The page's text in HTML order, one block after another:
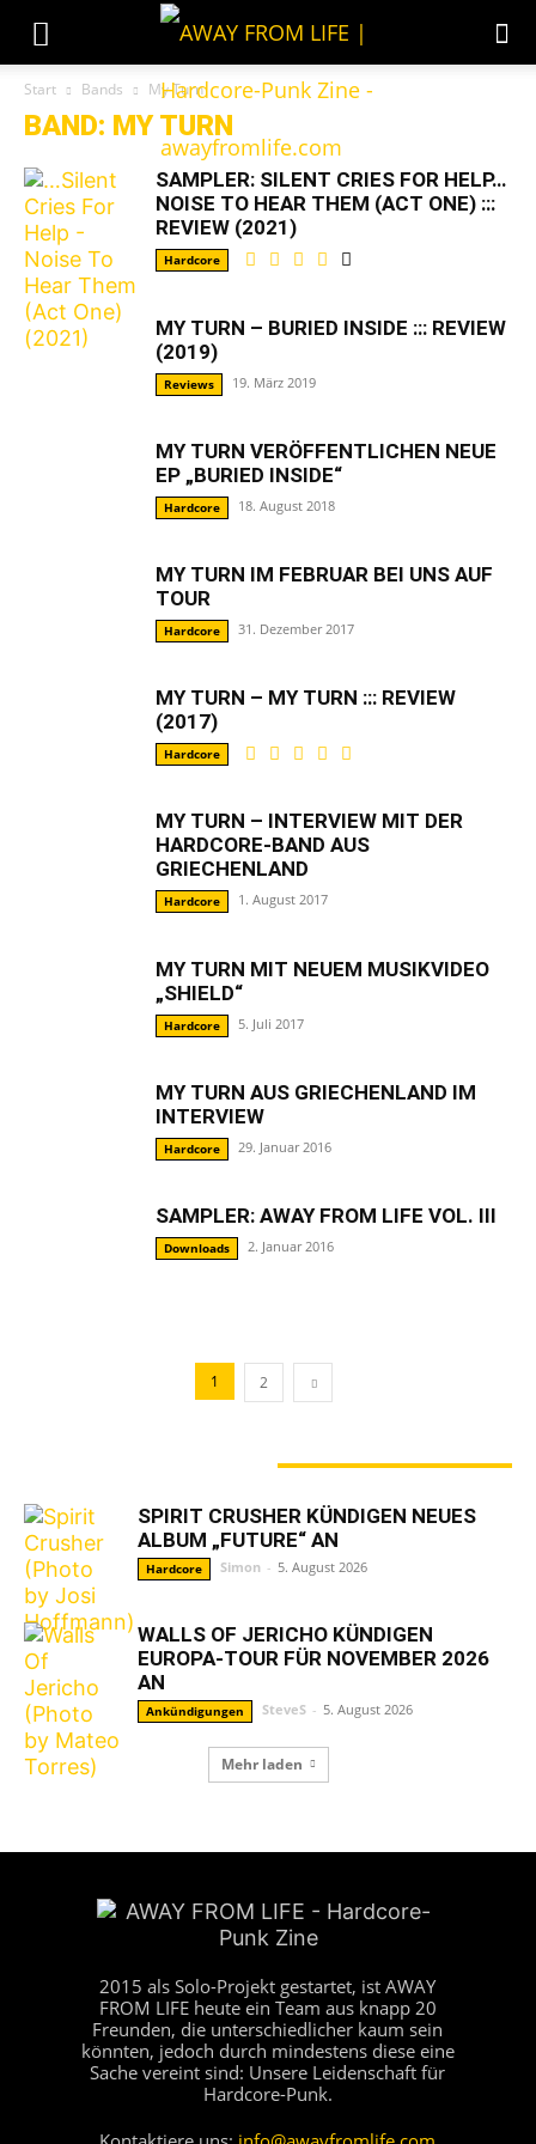
Start Bands My Turn
BAND: MY TURN
SAMPLER: SILENT CRIES FOR HELP…
NOISE TO HEAR THEM (ACT ONE) :::
REVIEW (2021)
Hardcore
MY TURN – BURIED INSIDE ::: REVIEW
(2019)
Reviews 19. März 2019
MY TURN VERÖFFENTLICHEN NEUE
EP „BURIED INSIDE“
Hardcore 18. August 2018
MY TURN IM FEBRUAR BEI UNS AUF
TOUR
Hardcore 31. Dezember 2017
MY TURN – MY TURN ::: REVIEW
(2017)
Hardcore
MY TURN – INTERVIEW MIT DER
HARDCORE-BAND AUS
GRIECHENLAND
Hardcore 1. August 2017
MY TURN MIT NEUEM MUSIKVIDEO
„SHIELD“
Hardcore 5. Juli 2017
MY TURN AUS GRIECHENLAND IM
INTERVIEW
Hardcore 29. Januar 2016
SAMPLER: AWAY FROM LIFE VOL. III
Downloads 2. Januar 2016
1 2
SPIRIT CRUSHER KÜNDIGEN NEUES
ALBUM „FUTURE“ AN
Hardcore Simon - 5. August 2026
WALLS OF JERICHO KÜNDIGEN
EUROPA-TOUR FÜR NOVEMBER 2026
AN
Ankündigungen SteveS - 5. August 2026
Mehr laden
2015 als Solo-Projekt gestartet, ist AWAY
FROM LIFE heute ein Team aus knapp 20
Freunden, die unterschiedlicher kaum sein
könnten, jedoch durch mindestens diese eine
Sache vereint sind: Unsere Leidenschaft für
Hardcore-Punk.